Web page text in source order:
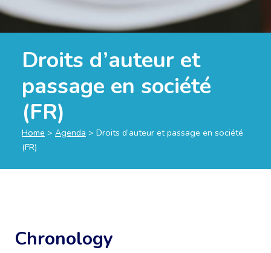
Droits d’auteur et
passage en société
(FR)
Home > Agenda > Droits d’auteur et passage en société
(FR)
Chronology